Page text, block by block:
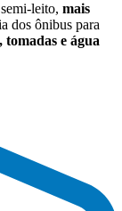
leito, mais
dos ônibus para
e água